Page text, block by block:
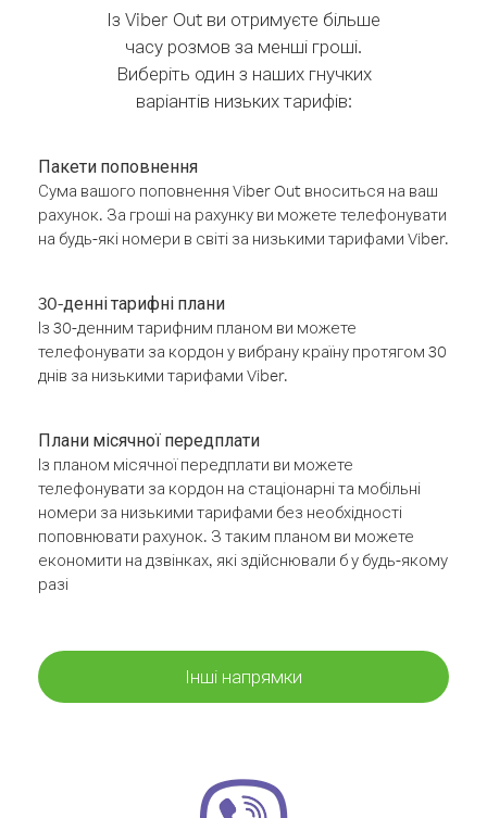
Із Viber Out ви отримуєте більше
часу розмов за менші гроші.
Виберіть один з наших гнучких
варіантів низьких тарифів:
Пакети поповнення
Сума вашого поповнення Viber Out вноситься на ваш
рахунок. За гроші на рахунку ви можете телефонувати
на будь-які номери в світі за низькими тарифами Viber.
30-денні тарифні плани
Із 30-денним тарифним планом ви можете
телефонувати за кордон у вибрану країну протягом 30
днів за низькими тарифами Viber.
Плани місячної передплати
Із планом місячної передплати ви можете
телефонувати за кордон на стаціонарні та мобільні
номери за низькими тарифами без необхідності
поповнювати рахунок. З таким планом ви можете
економити на дзвінках, які здійснювали б у будь-якому
разі
Інші напрямки